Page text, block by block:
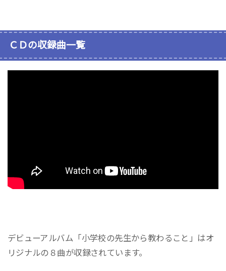
ＣＤの収録曲一覧
デビューアルバム「小学校の先生から教わること」はオ
リジナルの８曲が収録されています。